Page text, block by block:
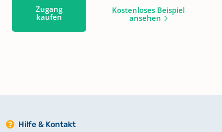
Zugang
kaufen
Kostenloses Beispiel
ansehen
Hilfe & Kontakt